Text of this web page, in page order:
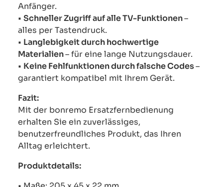
Anfänger.
• Schneller Zugriff auf alle TV-Funktionen–
alles per Tastendruck.
• Langlebigkeit durch hochwertige
Materialien– für eine lange Nutzungsdauer.
• Keine Fehlfunktionen durch falsche Codes–
garantiert kompatibel mit Ihrem Gerät.
Fazit:
Mit der bonremo Ersatzfernbedienung
erhalten Sie ein zuverlässiges,
benutzerfreundliches Produkt, das Ihren
Alltag erleichtert.
Produktdetails: